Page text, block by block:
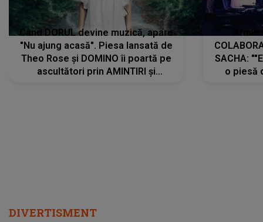
Când DORUL devine muzică, apare
"Nu ajung acasă". Piesa lansată de
Theo Rose și DOMINO îi poartă pe
ascultători prin AMINTIRI și
SACHA:
o piesă
DIVERTISMENT